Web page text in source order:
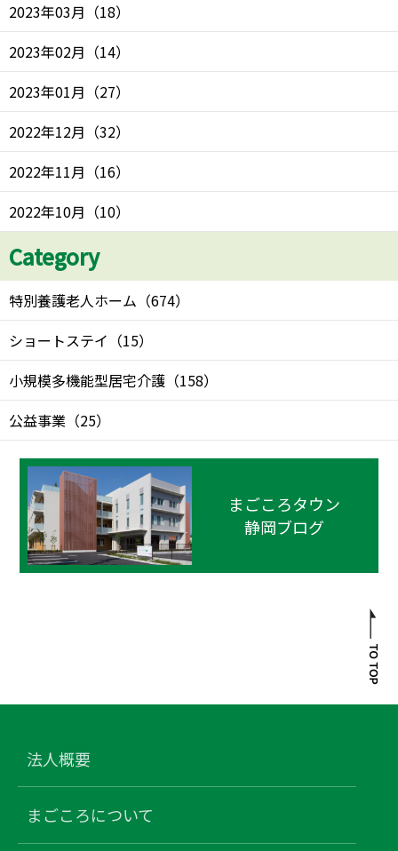
2023年03月 （18）
2023年02月 （14）
2023年01月 （27）
2022年12月 （32）
2022年11月 （16）
2022年10月 （10）
Category
特別養護老人ホーム （674）
ショートステイ （15）
小規模多機能型居宅介護 （158）
公益事業 （25）
まごころタウン
静岡ブログ
法人概要
まごころについて